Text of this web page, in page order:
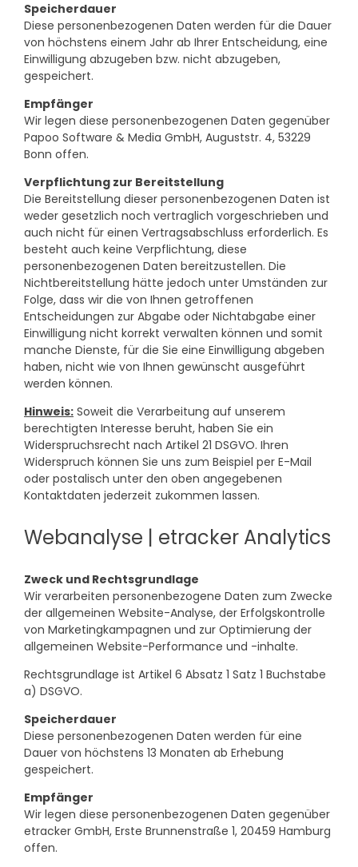
Speicherdauer
Diese personenbezogenen Daten werden für die Dauer
von höchstens einem Jahr ab Ihrer Entscheidung, eine
Einwilligung abzugeben bzw. nicht abzugeben,
gespeichert.
Empfänger
Wir legen diese personenbezogenen Daten gegenüber
Papoo Software & Media GmbH, Auguststr. 4, 53229
Bonn offen.
Verpflichtung zur Bereitstellung
Die Bereitstellung dieser personenbezogenen Daten ist
weder gesetzlich noch vertraglich vorgeschrieben und
auch nicht für einen Vertragsabschluss erforderlich. Es
besteht auch keine Verpflichtung, diese
personenbezogenen Daten bereitzustellen. Die
Nichtbereitstellung hätte jedoch unter Umständen zur
Folge, dass wir die von Ihnen getroffenen
Entscheidungen zur Abgabe oder Nichtabgabe einer
Einwilligung nicht korrekt verwalten können und somit
manche Dienste, für die Sie eine Einwilligung abgeben
haben, nicht wie von Ihnen gewünscht ausgeführt
werden können.
Hinweis: Soweit die Verarbeitung auf unserem
berechtigten Interesse beruht, haben Sie ein
Widerspruchsrecht nach Artikel 21 DSGVO. Ihren
Widerspruch können Sie uns zum Beispiel per E-Mail
oder postalisch unter den oben angegebenen
Kontaktdaten jederzeit zukommen lassen.
Webanalyse | etracker Analytics
Zweck und Rechtsgrundlage
Wir verarbeiten personenbezogene Daten zum Zwecke
der allgemeinen Website-Analyse, der Erfolgskontrolle
von Marketingkampagnen und zur Optimierung der
allgemeinen Website-Performance und -inhalte.
Rechtsgrundlage ist Artikel 6 Absatz 1 Satz 1 Buchstabe
a) DSGVO.
Speicherdauer
Diese personenbezogenen Daten werden für eine
Dauer von höchstens 13 Monaten ab Erhebung
gespeichert.
Empfänger
Wir legen diese personenbezogenen Daten gegenüber
etracker GmbH, Erste Brunnenstraße 1, 20459 Hamburg
offen.